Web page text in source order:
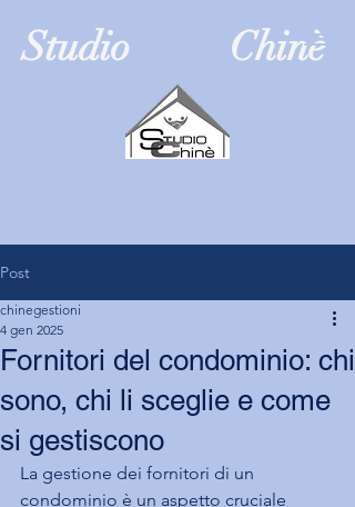
Studio Chinè
Post
Fornitori del condominio: chi
sono, chi li sceglie e come
si gestiscono
chinegestioni
4 gen 2025
La gestione dei fornitori di un
condominio è un aspetto cruciale